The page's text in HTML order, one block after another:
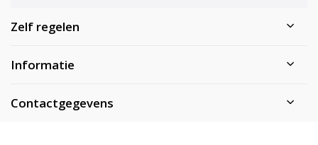
Zelf regelen
Informatie
Contactgegevens